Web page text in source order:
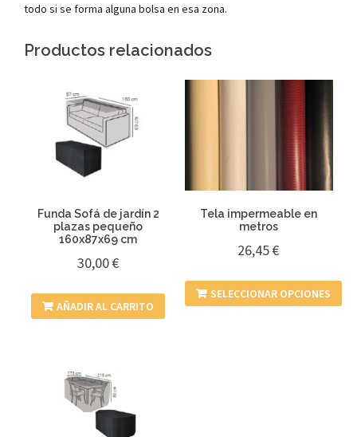
todo si se forma alguna bolsa en esa zona.
Productos relacionados
Funda Sofá de jardín 2
plazas pequeño
160x87x69 cm
30,00€
AÑADIR AL CARRITO
Tela impermeable en
metros
26,45€
SELECCIONAR OPCIONES